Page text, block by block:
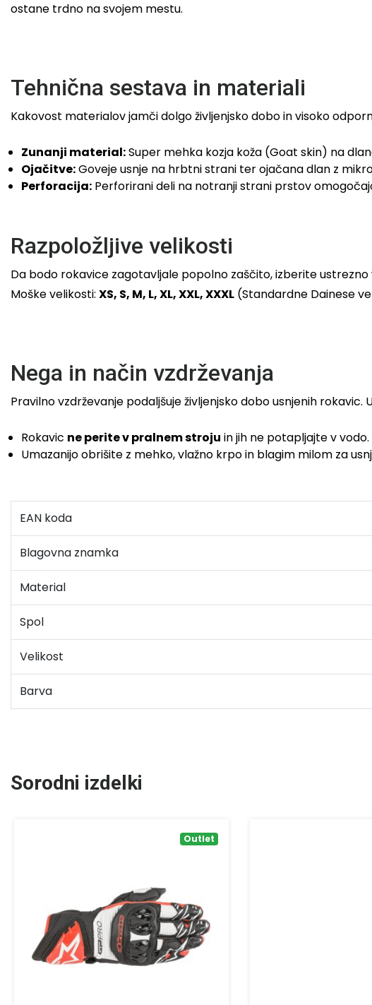
ostane trdno na svojem mestu.
Tehnična sestava in materiali
Kakovost materialov jamči dolgo življenjsko dobo in visoko
Zunanji material:Super mehka kozja koža (Goat skin) na
Ojačitve:Goveje usnje na hrbtni strani ter ojačana dlan z
Perforacija: Perforirani deli na notranji strani prstov
Razpoložljive velikosti
Da bodo rokavice zagotavljale popolno zaščito, izberite
Moške velikosti: XS, S, M, L, XL, XXL, XXXL (Standardne Dainese
Nega in način vzdrževanja
Pravilno vzdrževanje podaljšuje življenjsko dobo usnjenih
Rokavic ne perite v pralnem stroju in jih ne potapljajte v vodo.
Umazanijo obrišite z mehko, vlažno krpo in blagim milom za
EAN koda
Blagovna znamka
Material
Spol
Velikost
Barva
Sorodni izdelki
Outlet